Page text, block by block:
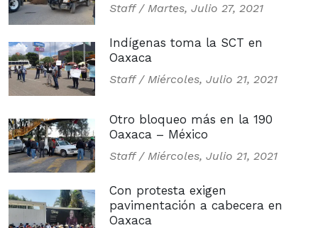
Staff / Martes, Julio 27, 2021
Indígenas toma la SCT en
Oaxaca
Staff / Miércoles, Julio 21, 2021
Otro bloqueo más en la 190
Oaxaca – México
Staff / Miércoles, Julio 21, 2021
Con protesta exigen
pavimentación a cabecera en
Oaxaca